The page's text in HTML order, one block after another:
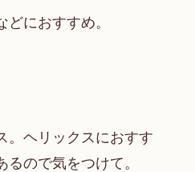
どにおすすめ。
。ヘリックスにおすす
ので気をつけて。